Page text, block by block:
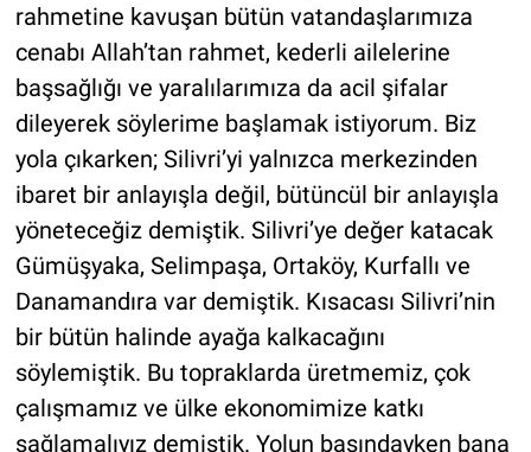
rahmetine kavuşan bütün vatandaşlarımıza
cenabı Allah’tan rahmet, kederli ailelerine
başsağlığı ve yaralılarımıza da acil şifalar
dileyerek söylerime başlamak istiyorum. Biz
yola çıkarken; Silivri’yi yalnızca merkezinden
ibaret bir anlayışla değil, bütüncül bir anlayışla
yöneteceğiz demiştik. Silivri’ye değer katacak
Gümüşyaka, Selimpaşa, Ortaköy, Kurfallı ve
Danamandıra var demiştik. Kısacası Silivri’nin
bir bütün halinde ayağa kalkacağını
söylemiştik. Bu topraklarda üretmemiz, çok
çalışmamız ve ülke ekonomimize katkı
sağlamalıyız demiştik. Yolun başındayken bana